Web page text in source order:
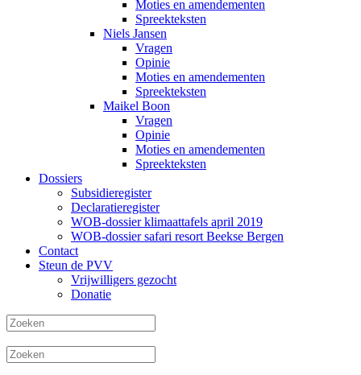
Moties en amendementen
Spreekteksten
Niels Jansen
Vragen
Opinie
Moties en amendementen
Spreekteksten
Maikel Boon
Vragen
Opinie
Moties en amendementen
Spreekteksten
Dossiers
Subsidieregister
Declaratieregister
WOB-dossier klimaattafels april 2019
WOB-dossier safari resort Beekse Bergen
Contact
Steun de PVV
Vrijwilligers gezocht
Donatie